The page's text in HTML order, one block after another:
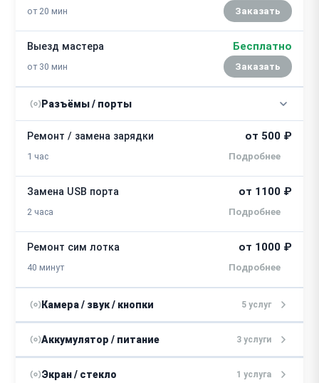
от 20 мин Заказать
Выезд мастера
от 30 мин
Бесплатно
Заказать
Разъёмы / порты
Ремонт / замена зарядки
1 час
от 500 ₽
Замена USB порта
2 часа
от 1100 ₽
Ремонт сим лотка
40 минут
от 1000 ₽
Камера / звук / кнопки 5 услуг
Ремонт FaceID
от 1 часа
от 2300 ₽
Аккумулятор / питание 3 услуги
Замена контроллера питания от 4500 ₽
Экран / стекло 1 услуга